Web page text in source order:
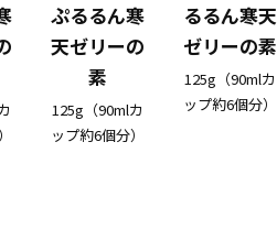
ぷるるん寒
天ゼリーの
素
125g（90mlカ
ップ約6個分）
るるん寒天
ゼリーの素
125g（90mlカ
ップ約6個分）